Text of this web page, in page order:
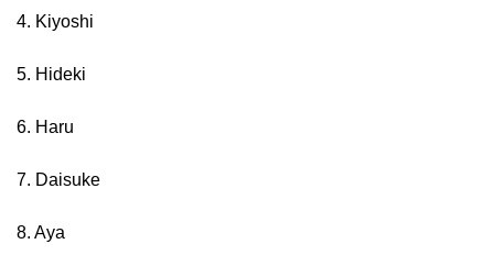
4. Kiyoshi
5. Hideki
6. Haru
7. Daisuke
8. Aya